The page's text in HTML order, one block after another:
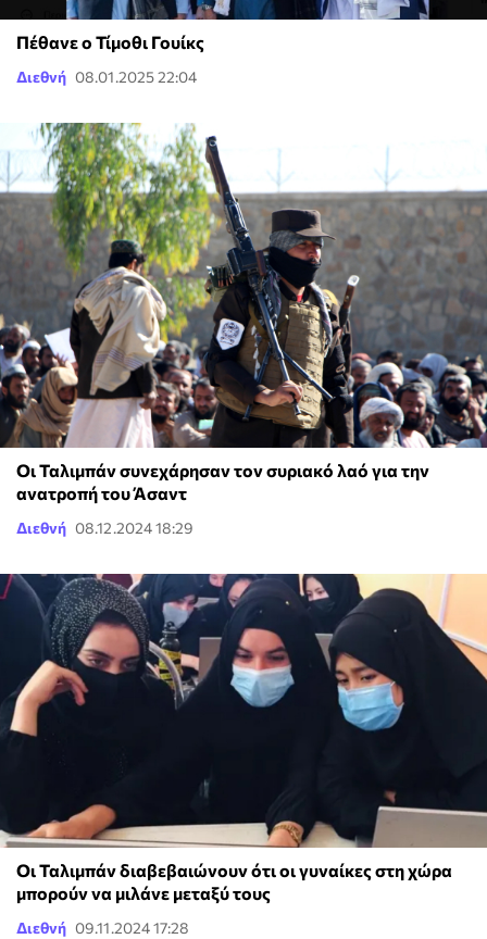
Πέθανε ο Τίμοθι Γουίκς
Διεθνή 08.01.2025 22:04
Οι Ταλιμπάν συνεχάρησαν τον συριακό λαό για την
ανατροπή του Άσαντ
Διεθνή 08.12.2024 18:29
Οι Ταλιμπάν διαβεβαιώνουν ότι oι γυναίκες στη χώρα
μπορούν να μιλάνε μεταξύ τους
Διεθνή 09.11.2024 17:28